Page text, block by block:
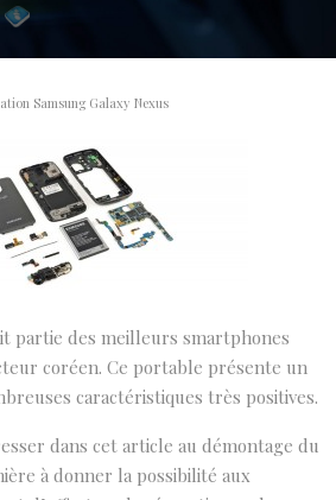
Samsung Galaxy Nexus
partie des meilleurs smartphones
coréen. Ce portable présente un
caractéristiques très positives.
dans cet article au démontage du
à donner la possibilité aux